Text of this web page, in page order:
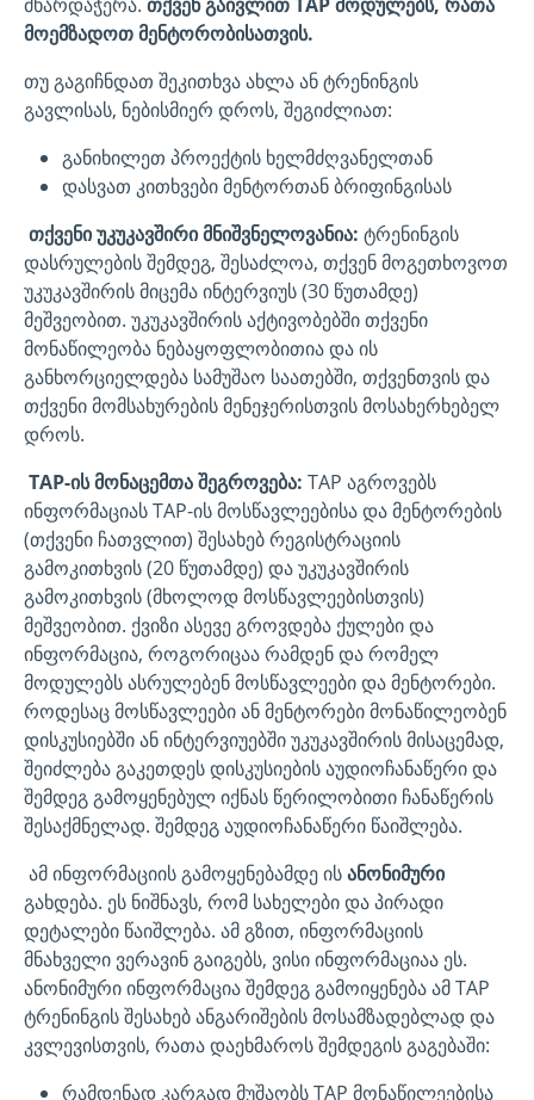
მოემზადოთ მენტორობისათვის.
თუ გაგიჩნდათ შეკითხვა ახლა ან ტრენინგის
გავლისას, ნებისმიერ დროს, შეგიძლიათ:
განიხილეთ პროექტის ხელმძღვანელთან
დასვათ კითხვები მენტორთან ბრიფინგისას
თქვენი უკუკავშირი მნიშვნელოვანია: ტრენინგის
დასრულების შემდეგ, შესაძლოა, თქვენ მოგეთხოვოთ
უკუკავშირის მიცემა ინტერვიუს (30 წუთამდე)
მეშვეობით. უკუკავშირის აქტივობებში თქვენი
მონაწილეობა ნებაყოფლობითია და ის
განხორციელდება სამუშაო საათებში, თქვენთვის და
თქვენი მომსახურების მენეჯერისთვის მოსახერხებელ
დროს.
TAP-ის მონაცემთა შეგროვება: TAP აგროვებს
ინფორმაციას TAP-ის მოსწავლეებისა და მენტორების
(თქვენი ჩათვლით) შესახებ რეგისტრაციის
გამოკითხვის (20 წუთამდე) და უკუკავშირის
გამოკითხვის (მხოლოდ მოსწავლეებისთვის)
მეშვეობით. ქვიზი ასევე გროვდება ქულები და
ინფორმაცია, როგორიცაა რამდენ და რომელ
მოდულებს ასრულებენ მოსწავლეები და მენტორები.
როდესაც მოსწავლეები ან მენტორები მონაწილეობენ
დისკუსიებში ან ინტერვიუებში უკუკავშირის მისაცემად,
შეიძლება გაკეთდეს დისკუსიების აუდიოჩანაწერი და
შემდეგ გამოყენებულ იქნას წერილობითი ჩანაწერის
შესაქმნელად. შემდეგ აუდიოჩანაწერი წაიშლება.
ამ ინფორმაციის გამოყენებამდე ისანონიმური
გახდება. ეს ნიშნავს, რომ სახელები და პირადი
დეტალები წაიშლება. ამ გზით, ინფორმაციის
მნახველი ვერავინ გაიგებს, ვისი ინფორმაციაა ეს.
ანონიმური ინფორმაცია შემდეგ გამოიყენება ამ TAP
ტრენინგის შესახებ ანგარიშების მოსამზადებლად და
კვლევისთვის, რათა დაეხმაროს შემდეგის გაგებაში:
რამდენად კარგად მუშაობს TAP მონაწილეებისა